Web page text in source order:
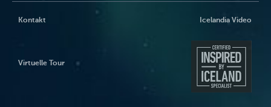
Kontakt Icelandia Video
Virtuelle Tour